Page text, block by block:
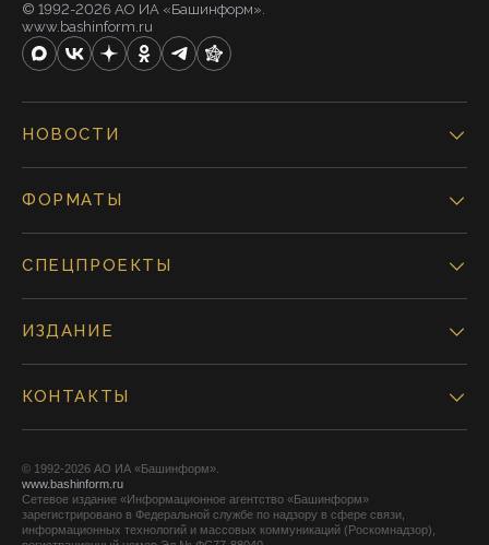
© 1992-2026 АО ИА «Башинформ».
www.bashinform.ru
НОВОСТИ
ФОРМАТЫ
СПЕЦПРОЕКТЫ
ИЗДАНИЕ
КОНТАКТЫ
© 1992-2026 АО ИА «Башинформ».
www.bashinform.ru
Сетевое издание «Информационное агентство «Башинформ»
зарегистрировано в Федеральной службе по надзору в сфере связи,
информационных технологий и массовых коммуникаций (Роскомнадзор),